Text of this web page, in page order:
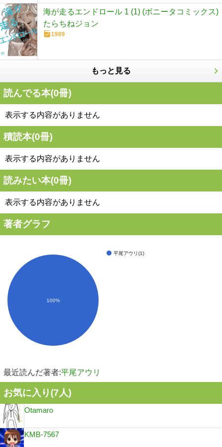
海が走るエンドロール 1 (1) (ボニータコミックス)
たらちねジョン
1989
もっと見る
読んでる本(0冊)
表示する内容がありません
積読本(0冊)
表示する内容がありません
読みたい本(0冊)
表示する内容がありません
著者グラフ
平尾アウリ(1)
100%
最近読んだ著者:平尾アウリ
お気に入り(7人)
Otamaro
KMB-7567